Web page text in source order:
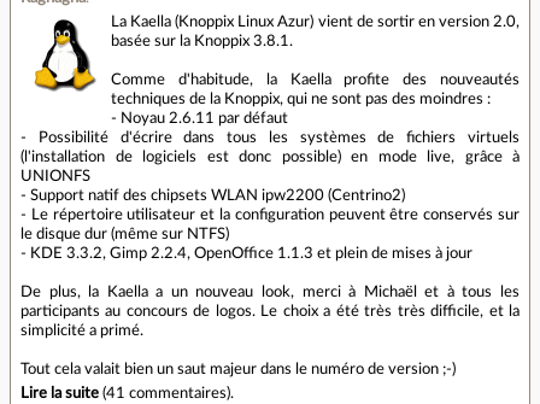
La Kaella (Knoppix Linux Azur) vient de sortir en version 2.0,
basée sur la Knoppix 3.8.1.
Comme d'habitude, la Kaella profite des nouveautés
techniques de la Knoppix, qui ne sont pas des moindres :
- Noyau 2.6.11 par défaut
- Possibilité d'écrire dans tous les systèmes de fichiers virtuels
(l'installation de logiciels est donc possible) en mode live, grâce à
UNIONFS
- Support natif des chipsets WLAN ipw2200 (Centrino2)
- Le répertoire utilisateur et la configuration peuvent être conservés sur
le disque dur (même sur NTFS)
- KDE 3.3.2, Gimp 2.2.4, OpenOffice 1.1.3 et plein de mises à jour
De plus, la Kaella a un nouveau look, merci à Michaël et à tous les
participants au concours de logos. Le choix a été très très difficile, et la
simplicité a primé.
Tout cela valait bien un saut majeur dans le numéro de version ;-)
Lire la suite (41 commentaires).